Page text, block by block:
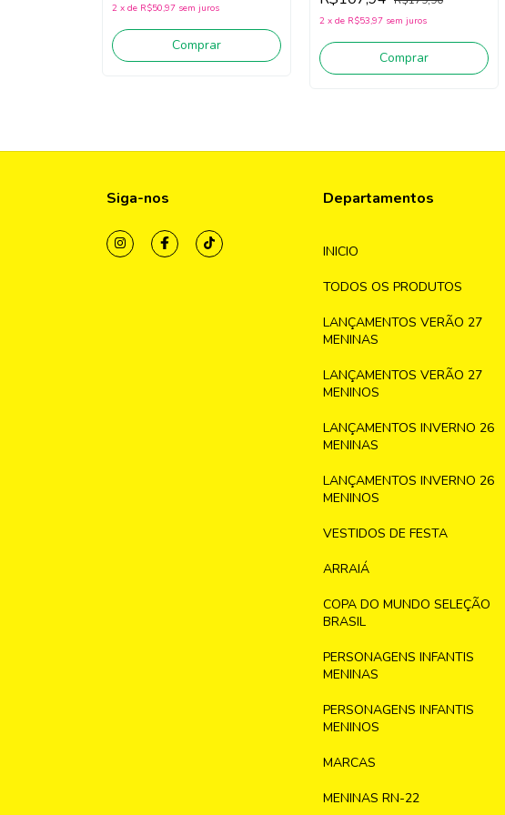
2 x de R$50,97 sem juros
Comprar
2 x de R$53,97 sem juros
Comprar
Siga-nos Departamentos
INICIO
TODOS OS PRODUTOS
LANÇAMENTOS VERÃO 27
MENINAS
LANÇAMENTOS VERÃO 27
MENINOS
LANÇAMENTOS INVERNO 26
MENINAS
LANÇAMENTOS INVERNO 26
MENINOS
VESTIDOS DE FESTA
ARRAIÁ
COPA DO MUNDO SELEÇÃO
BRASIL
PERSONAGENS INFANTIS
MENINAS
PERSONAGENS INFANTIS
MENINOS
MARCAS
MENINAS RN-22